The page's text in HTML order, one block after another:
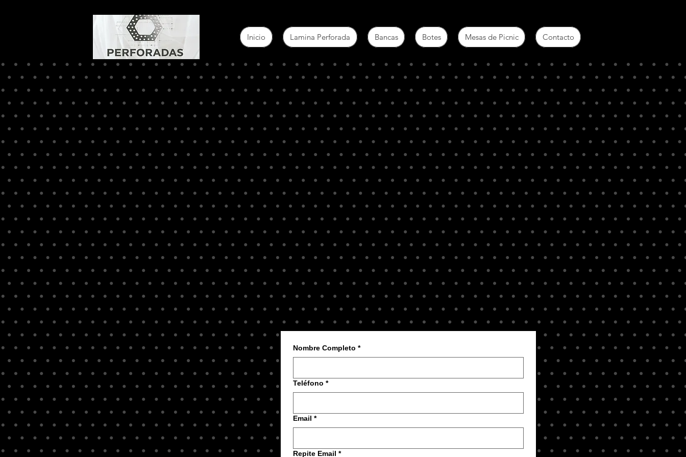
Inicio Lamina Perforada Bancas Botes Mesas de Picnic Contacto
Nombre Completo *
Teléfono *
Email *
Repite Email *